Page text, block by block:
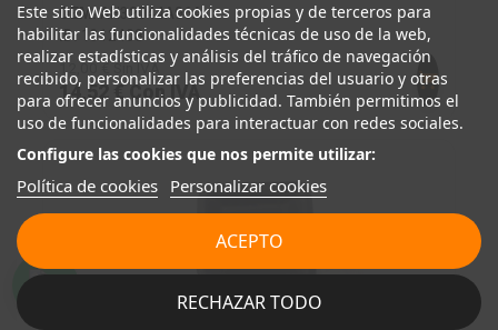
OEM:AH32044A96A
ID:1312408
12,00 € Sin IVA
14,52 € Con IVA
Este sitio Web utiliza cookies propias y de terceros para
habilitar las funcionalidades técnicas de uso de la web,
realizar estadísticas y análisis del tráfico de navegación
recibido, personalizar las preferencias del usuario y otras
para ofrecer anuncios y publicidad. También permitimos el
uso de funcionalidades para interactuar con redes sociales.
Configure las cookies que nos permite utilizar:
Política de cookies Personalizar cookies
RECHAZAR TODO
ACEPTO